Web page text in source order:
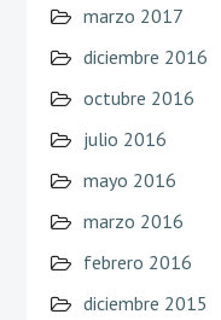
marzo 2017
diciembre 2016
octubre 2016
julio 2016
mayo 2016
marzo 2016
febrero 2016
diciembre 2015